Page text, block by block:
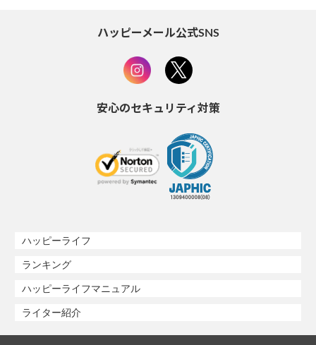
ハッピーメール公式SNS
安心のセキュリティ対策
ハッピーライフ
ランキング
ハッピーライフマニュアル
ライター紹介